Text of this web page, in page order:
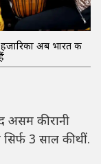
अब भारत की
असम की रानी
3 साल की थीं.